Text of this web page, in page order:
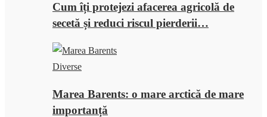
Cum îți protejezi afacerea agricolă de
secetă și reduci riscul pierderii…
Diverse
Marea Barents: o mare arctică de mare
importanță